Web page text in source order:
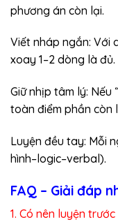
phương án còn lại.
Viết nháp ngắn: Với
xoay 1–2 dòng là đủ.
Giữ nhịp tâm lý: Nếu
toàn điểm phần còn
Luyện đều tay: Mỗi
hình–logic–verbal).
FAQ – Giải đáp
1. Có nên luyện